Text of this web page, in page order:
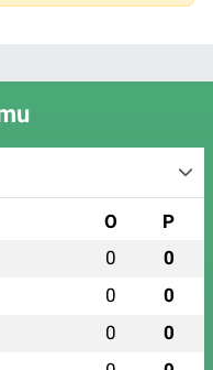
O P
0 0
0 0
0 0